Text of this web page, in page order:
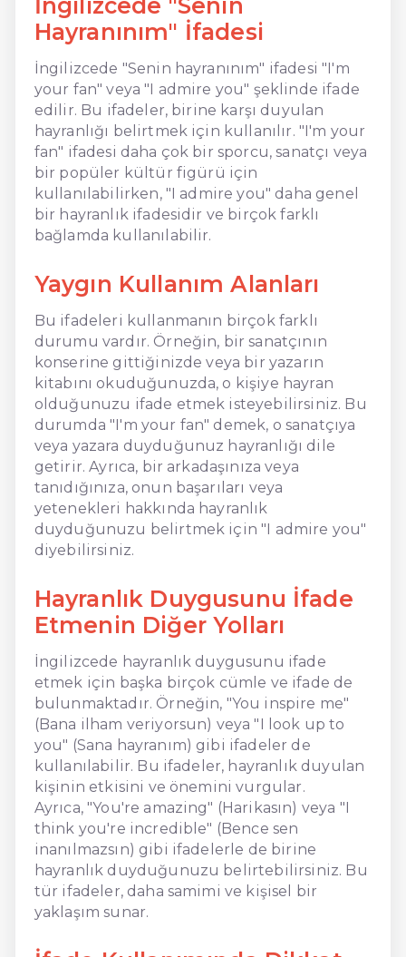
Hayranınım" İfadesi
İngilizcede "Senin hayranınım" ifadesi "I'm
your fan" veya "I admire you" şeklinde ifade
edilir. Bu ifadeler, birine karşı duyulan
hayranlığı belirtmek için kullanılır. "I'm your
fan" ifadesi daha çok bir sporcu, sanatçı veya
bir popüler kültür figürü için
kullanılabilirken, "I admire you" daha genel
bir hayranlık ifadesidir ve birçok farklı
bağlamda kullanılabilir.
Yaygın Kullanım Alanları
Bu ifadeleri kullanmanın birçok farklı
durumu vardır. Örneğin, bir sanatçının
konserine gittiğinizde veya bir yazarın
kitabını okuduğunuzda, o kişiye hayran
olduğunuzu ifade etmek isteyebilirsiniz. Bu
durumda "I'm your fan" demek, o sanatçıya
veya yazara duyduğunuz hayranlığı dile
getirir. Ayrıca, bir arkadaşınıza veya
tanıdığınıza, onun başarıları veya
yetenekleri hakkında hayranlık
duyduğunuzu belirtmek için "I admire you"
diyebilirsiniz.
Hayranlık Duygusunu İfade
Etmenin Diğer Yolları
İngilizcede hayranlık duygusunu ifade
etmek için başka birçok cümle ve ifade de
bulunmaktadır. Örneğin, "You inspire me"
(Bana ilham veriyorsun) veya "I look up to
you" (Sana hayranım) gibi ifadeler de
kullanılabilir. Bu ifadeler, hayranlık duyulan
kişinin etkisini ve önemini vurgular.
Ayrıca, "You're amazing" (Harikasın) veya "I
think you're incredible" (Bence sen
inanılmazsın) gibi ifadelerle de birine
hayranlık duyduğunuzu belirtebilirsiniz. Bu
tür ifadeler, daha samimi ve kişisel bir
yaklaşım sunar.